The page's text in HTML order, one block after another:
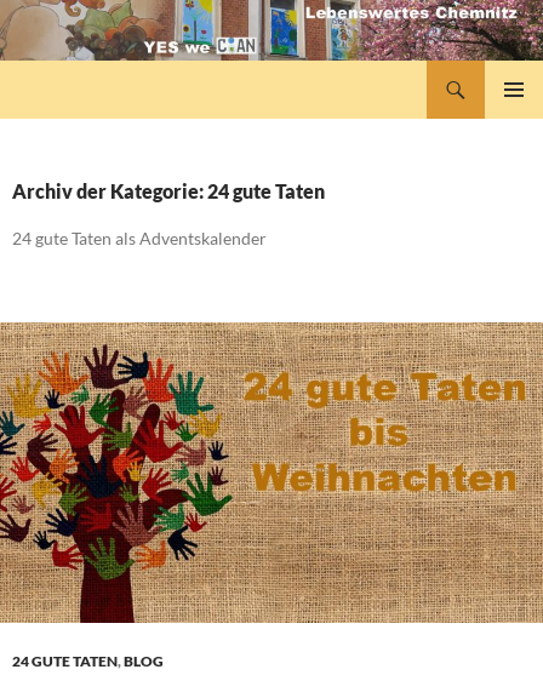
Zum
Inhalt
Archiv der Kategorie: 24 gute Taten
24 gute Taten als Adventskalender
24 GUTE TATEN,BLOG